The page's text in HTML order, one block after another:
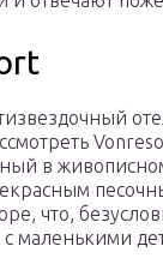
в
что,
с маленькими